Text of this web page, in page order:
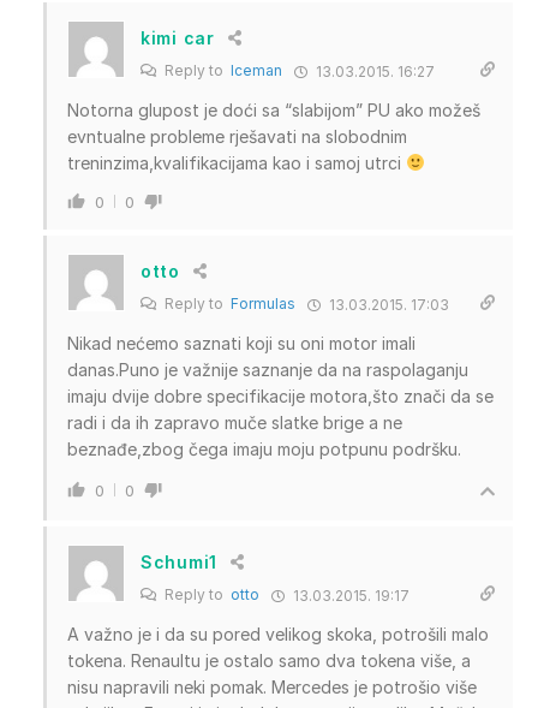
kimi car
Reply to Iceman 13.03.2015. 16:27
Notorna glupost je doći sa “slabijom” PU ako možeš
evntualne probleme rješavati na slobodnim
treninzima,kvalifikacijama kao i samoj utrci
0 0
otto
Reply to Formulas 13.03.2015. 17:03
Nikad nećemo saznati koji su oni motor imali
danas.Puno je važnije saznanje da na raspolaganju
imaju dvije dobre specifikacije motora,što znači da se
radi i da ih zapravo muče slatke brige a ne
beznađe,zbog čega imaju moju potpunu podršku.
0 0
Schumi1
Reply to otto 13.03.2015. 19:17
A važno je i da su pored velikog skoka, potrošili malo
tokena. Renaultu je ostalo samo dva tokena više, a
nisu napravili neki pomak. Mercedes je potrošio više